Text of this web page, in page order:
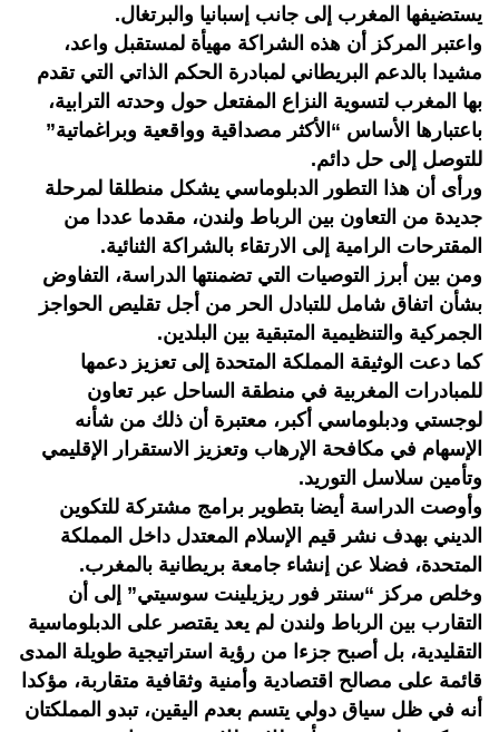
يستضيفها المغرب إلى جانب إسبانيا والبرتغال.
واعتبر المركز أن هذه الشراكة مهيأة لمستقبل واعد،
مشيدا بالدعم البريطاني لمبادرة الحكم الذاتي التي تقدم
بها المغرب لتسوية النزاع المفتعل حول وحدته الترابية،
باعتبارها الأساس “الأكثر مصداقية وواقعية وبراغماتية”
للتوصل إلى حل دائم.
ورأى أن هذا التطور الدبلوماسي يشكل منطلقا لمرحلة
جديدة من التعاون بين الرباط ولندن، مقدما عددا من
المقترحات الرامية إلى الارتقاء بالشراكة الثنائية.
ومن بين أبرز التوصيات التي تضمنتها الدراسة، التفاوض
بشأن اتفاق شامل للتبادل الحر من أجل تقليص الحواجز
الجمركية والتنظيمية المتبقية بين البلدين.
كما دعت الوثيقة المملكة المتحدة إلى تعزيز دعمها
للمبادرات المغربية في منطقة الساحل عبر تعاون
لوجستي ودبلوماسي أكبر، معتبرة أن ذلك من شأنه
الإسهام في مكافحة الإرهاب وتعزيز الاستقرار الإقليمي
وتأمين سلاسل التوريد.
وأوصت الدراسة أيضا بتطوير برامج مشتركة للتكوين
الديني بهدف نشر قيم الإسلام المعتدل داخل المملكة
المتحدة، فضلا عن إنشاء جامعة بريطانية بالمغرب.
وخلص مركز “سنتر فور ريزيلينت سوسيتي” إلى أن
التقارب بين الرباط ولندن لم يعد يقتصر على الدبلوماسية
التقليدية، بل أصبح جزءا من رؤية استراتيجية طويلة المدى
قائمة على مصالح اقتصادية وأمنية وثقافية متقاربة، مؤكدا
أنه في ظل سياق دولي يتسم بعدم اليقين، تبدو المملكتان